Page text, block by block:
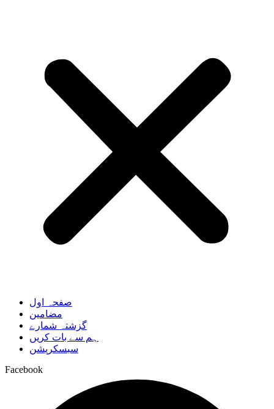
صفحہ اول
مضامین
گزشتہ شمارے
ہم سے بات کریں
سبسکرپشن
Facebook